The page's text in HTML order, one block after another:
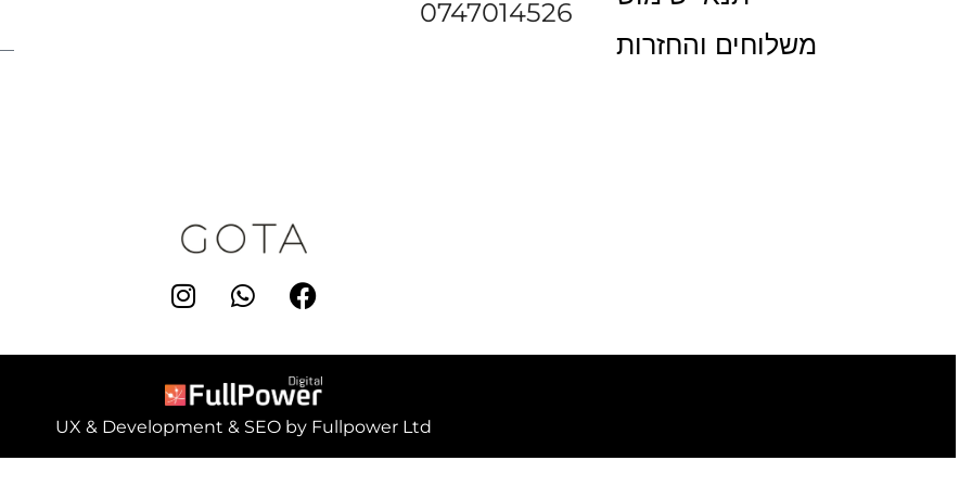
משלוחים והחזרות
0747014526
UX & Development & SEO by Fullpower Ltd